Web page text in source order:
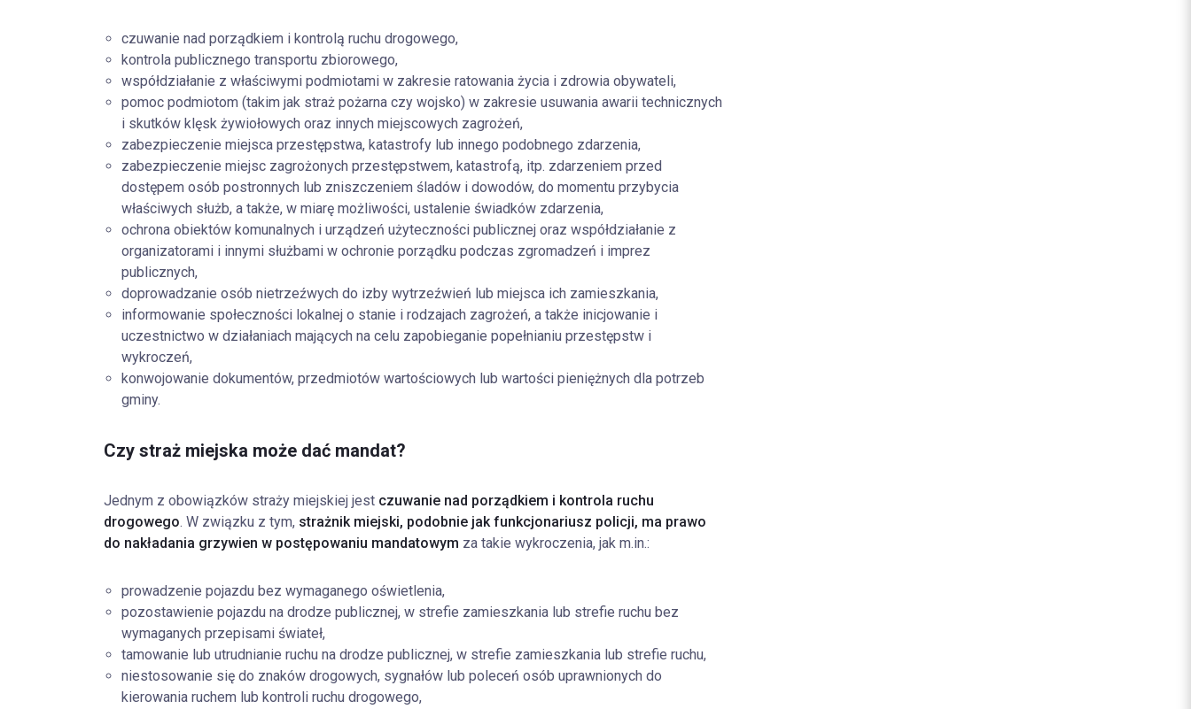
czuwanie nad porządkiem i kontrolą ruchu drogowego,
kontrola publicznego transportu zbiorowego,
współdziałanie z właściwymi podmiotami w zakresie ratowania życia i zdrowia obywateli,
pomoc podmiotom (takim jak straż pożarna czy wojsko) w zakresie usuwania awarii technicznych
i skutków klęsk żywiołowych oraz innych miejscowych zagrożeń,
zabezpieczenie miejsca przestępstwa, katastrofy lub innego podobnego zdarzenia,
zabezpieczenie miejsc zagrożonych przestępstwem, katastrofą, itp. zdarzeniem przed
dostępem osób postronnych lub zniszczeniem śladów i dowodów, do momentu przybycia
właściwych służb, a także, w miarę możliwości, ustalenie świadków zdarzenia,
ochrona obiektów komunalnych i urządzeń użyteczności publicznej oraz współdziałanie z
organizatorami i innymi służbami w ochronie porządku podczas zgromadzeń i imprez
publicznych,
doprowadzanie osób nietrzeźwych do izby wytrzeźwień lub miejsca ich zamieszkania,
informowanie społeczności lokalnej o stanie i rodzajach zagrożeń, a także inicjowanie i
uczestnictwo w działaniach mających na celu zapobieganie popełnianiu przestępstw i
wykroczeń,
konwojowanie dokumentów, przedmiotów wartościowych lub wartości pieniężnych dla potrzeb
gminy.
Czy straż miejska może dać mandat?
Jednym z obowiązków straży miejskiej jest czuwanie nad porządkiem i kontrola ruchu
drogowego. W związku z tym, strażnik miejski, podobnie jak funkcjonariusz policji, ma prawo
do nakładania grzywien w postępowaniu mandatowym za takie wykroczenia, jak m.in.:
prowadzenie pojazdu bez wymaganego oświetlenia,
pozostawienie pojazdu na drodze publicznej, w strefie zamieszkania lub strefie ruchu bez
wymaganych przepisami świateł,
tamowanie lub utrudnianie ruchu na drodze publicznej, w strefie zamieszkania lub strefie ruchu,
niestosowanie się do znaków drogowych, sygnałów lub poleceń osób uprawnionych do
kierowania ruchem lub kontroli ruchu drogowego,